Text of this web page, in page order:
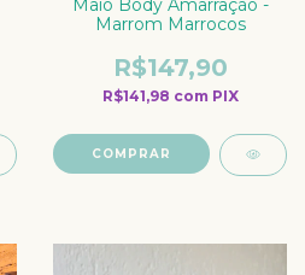
Maiô Body Amarração -
Marrom Marrocos
R$147,90
R$141,98 com PIX
COMPRAR